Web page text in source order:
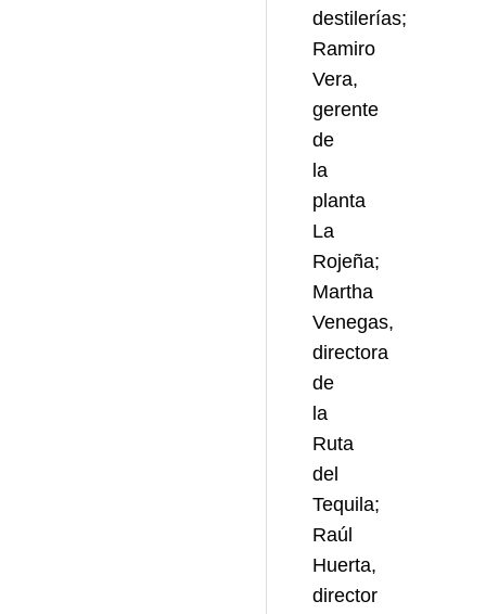
destilerías;
Ramiro
Vera,
gerente
de
la
planta
La
Rojeña;
Martha
Venegas,
directora
de
la
Ruta
del
Tequila;
Raúl
Huerta,
director